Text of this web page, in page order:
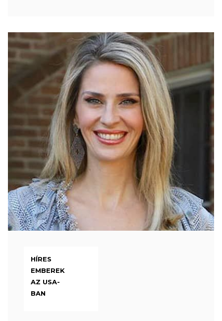
HÍRES
EMBEREK
AZ USA-
BAN